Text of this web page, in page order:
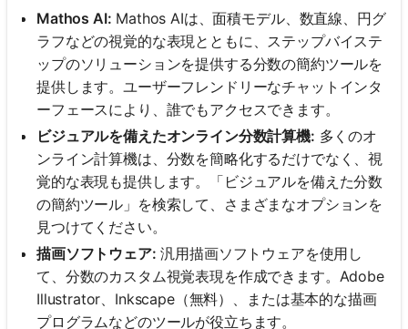
Mathos AI: Mathos AIは、面積モデル、数直線、円グ
ラフなどの視覚的な表現とともに、ステップバイステ
ップのソリューションを提供する分数の簡約ツールを
提供します。ユーザーフレンドリーなチャットインタ
ーフェースにより、誰でもアクセスできます。
ビジュアルを備えたオンライン分数計算機: 多くのオ
ンライン計算機は、分数を簡略化するだけでなく、視
覚的な表現も提供します。「ビジュアルを備えた分数
の簡約ツール」を検索して、さまざまなオプションを
見つけてください。
描画ソフトウェア: 汎用描画ソフトウェアを使用し
て、分数のカスタム視覚表現を作成できます。Adobe
Illustrator、Inkscape（無料）、または基本的な描画
プログラムなどのツールが役立ちます。